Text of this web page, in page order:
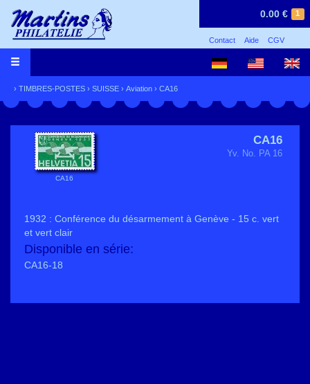
1
0.00 €
Contact Aide CGV
› TIMBRES-POSTES › SUISSE › Aviation › CA16
CA16
CA16
Yv. No. PA 16
1932 : Conférence du désarmement à Genève - 15 c. vert
et vert clair
Disponible en série:
CA16-18